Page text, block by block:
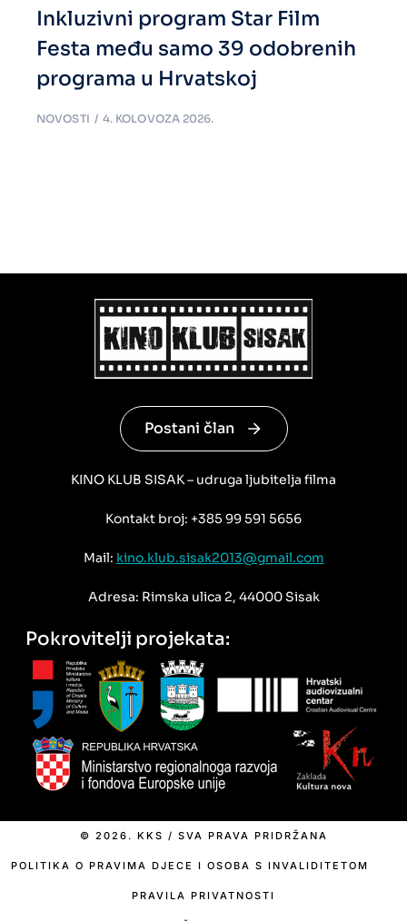
Inkluzivni program Star Film
Festa među samo 39 odobrenih
programa u Hrvatskoj
NOVOSTI 4. KOLOVOZA 2026.
Postani član
KINO KLUB SISAK – udruga ljubitelja filma
Kontakt broj: +385 99 591 5656
Mail: kino.klub.sisak2013@gmail.com
Adresa: Rimska ulica 2, 44000 Sisak
Pokrovitelji projekata:
© 2026. KKS / SVA PRAVA PRIDRŽANA
POLITIKA O PRAVIMA DJECE I OSOBA S INVALIDITETOM
PRAVILA PRIVATNOSTI